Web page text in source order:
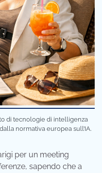
di tecnologie di intelligenza
normativa europea sull’IA.
per un meeting
sapendo che a